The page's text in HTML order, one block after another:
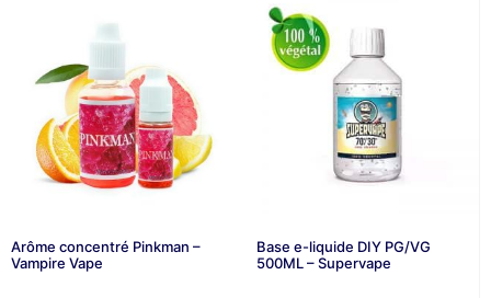
Arôme concentré Pinkman –
Vampire Vape
Base e-liquide DIY PG/VG
500ML – Supervape